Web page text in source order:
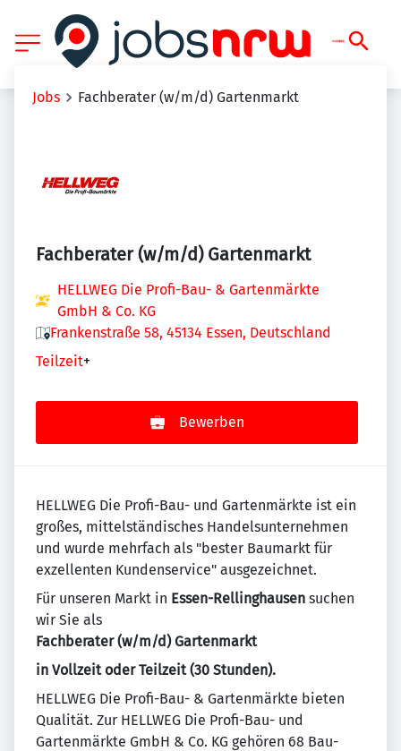
Jobs Fachberater (w/m/d) Gartenmarkt
Fachberater (w/m/d) Gartenmarkt
HELLWEG Die Profi-Bau- & Gartenmärkte
GmbH & Co. KG
Frankenstraße 58, 45134 Essen, Deutschland
Teilzeit+
Bewerben
HELLWEG Die Profi-Bau- und Gartenmärkte ist ein
großes, mittelständisches Handelsunternehmen
und wurde mehrfach als "bester Baumarkt für
exzellenten Kundenservice" ausgezeichnet.
Für unseren Markt in Essen-Rellinghausen suchen
wir Sie als
Fachberater (w/m/d) Gartenmarkt
in Vollzeit oder Teilzeit (30 Stunden).
HELLWEG Die Profi-Bau- & Gartenmärkte bieten
Qualität. Zur HELLWEG Die Profi-Bau- und
Gartenmärkte GmbH & Co. KG gehören 68 Bau-